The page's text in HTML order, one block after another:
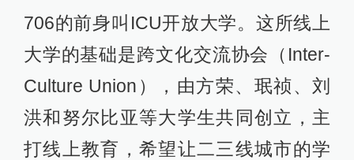
706的前身叫ICU开放大学。这所线上
大学的基础是跨文化交流协会（Inter-
Culture Union），由方荣、珉祯、刘
洪和努尔比亚等大学生共同创立，主
打线上教育，希望让二三线城市的学